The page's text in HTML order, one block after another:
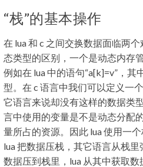
“栈”的基本操作
在 lua 和 c 之间交换数据面临两
态类型的区别，一个是动态内存
例如在 lua 中的语句“a[k]=v”，其
型。在 c 语言中我们可以定义一
它语言来说却没有这样的数据类
言中使用的变量是不是动态分配
量所占的资源。因此 lua 使用一
lua 把数据压栈，其它语言从栈
数据压到栈里，lua 从其中获取